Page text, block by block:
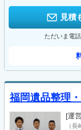
見積
ただいま電
福岡遺品整理
[運
（